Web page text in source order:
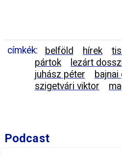
címkék: belföld hírek
pártok
lezárt
juhász péter
szigetvári viktor
Podcast